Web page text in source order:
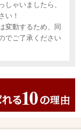
しゃいましたら、
い！
変動するため、同
でご了承ください